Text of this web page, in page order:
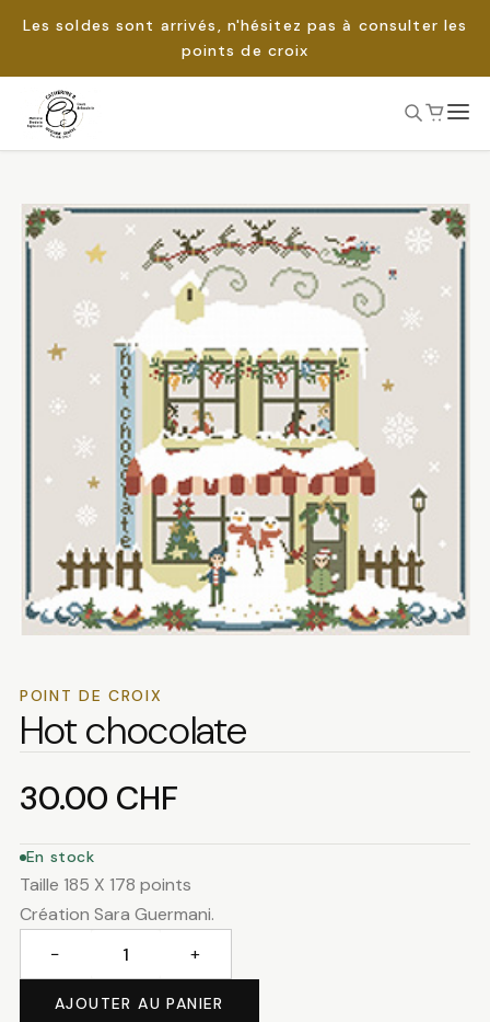
Les soldes sont arrivés, n'hésitez pas à consulter les
points de croix
Passer
POINT DE CROIX
Hot chocolate
30.00 CHF
En stock
Taille 185 X 178 points
Création Sara Guermani.
− +
AJOUTER AU PANIER